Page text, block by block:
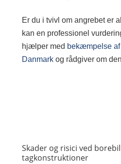
Er du i tvivl om angrebet er
kan en professionel
hjælper med bekæmpelse
Danmark og rådgiver om
Skader og risici ved
tagkonstruktioner